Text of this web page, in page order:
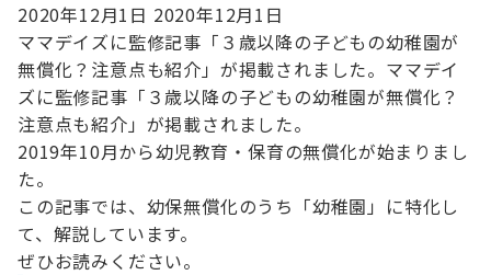
2020年12月1日 2020年12月1日
ママデイズに監修記事「３歳以降の子どもの幼稚園が
無償化？注意点も紹介」が掲載されました。ママデイ
ズに監修記事「３歳以降の子どもの幼稚園が無償化？
注意点も紹介」が掲載されました。
2019年10月から幼児教育・保育の無償化が始まりまし
た。
この記事では、幼保無償化のうち「幼稚園」に特化し
て、解説しています。
ぜひお読みください。